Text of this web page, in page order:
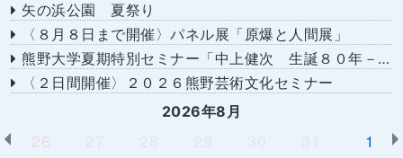
矢の浜公園 夏祭り
〈８月８日まで開催〉パネル展「原爆と人間展」
熊野大学夏期特別セミナー「中上健次 生誕８０年－時代へのまなざし－」
〈２日間開催〉２０２６熊野芸術文化セミナー
2026年8月
26
1